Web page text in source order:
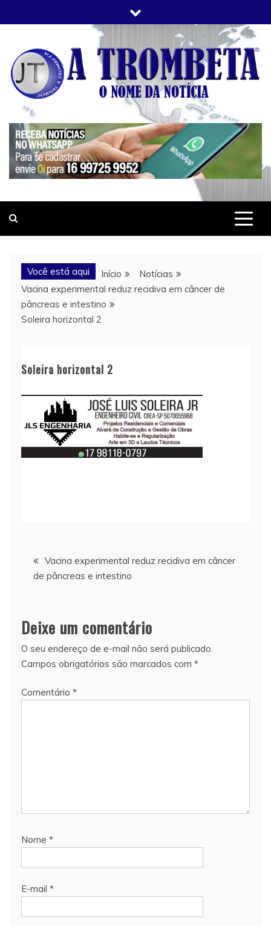
to
JORNAL A TROMBETA
O Nome da Notícia
Você está aqui Início
Notícias
Vacina experimental reduz recidiva em câncer de
pâncreas e intestino
Soleira horizontal 2
Soleira horizontal 2
Navegação
de
Post
Vacina experimental reduz recidiva em câncer
de pâncreas e intestino
Deixe um comentário
O seu endereço de e-mail não será publicado.
Campos obrigatórios são marcados com *
Comentário *
Nome *
E-mail *